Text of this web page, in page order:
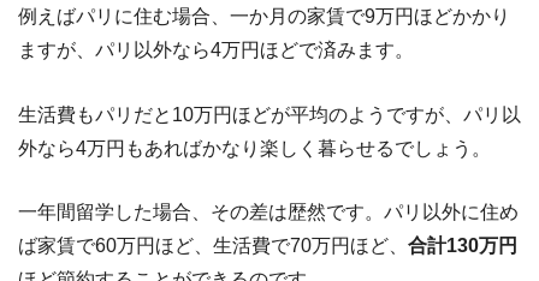
例えばパリに住む場合、一か月の家賃で9万円ほどかかり
ますが、パリ以外なら4万円ほどで済みます。
生活費もパリだと10万円ほどが平均のようですが、パリ以
外なら4万円もあればかなり楽しく暮らせるでしょう。
一年間留学した場合、その差は歴然です。パリ以外に住め
ば家賃で60万円ほど、生活費で70万円ほど、 合計130万円